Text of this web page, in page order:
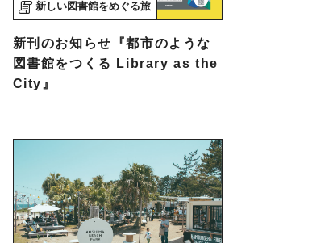
新しい図書館をめぐる旅
新刊のお知らせ『都市のような
図書館をつくる Library as the
City』